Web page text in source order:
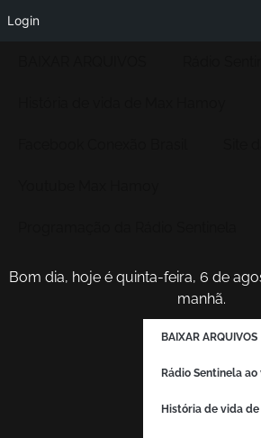
Bom dia, hoje é quinta-feira, 6 de
manhã.
BAIXAR ARQUIVOS
Rádio Sentinela ao
História de vida de
Login